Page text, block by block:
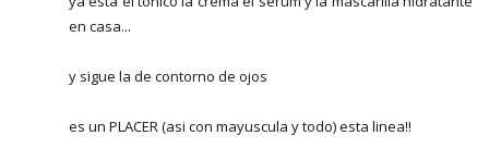
en casa...
y sigue la de contorno de ojos
es un PLACER (asi con mayuscula y todo) esta linea!!